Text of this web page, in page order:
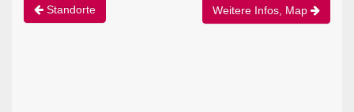
Standorte Weitere Infos, Map